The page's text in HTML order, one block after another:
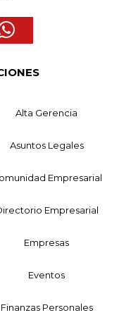
Alta Gerencia
Asuntos Legales
Empresarial
Empresarial
Empresas
Eventos
Finanzas Personales